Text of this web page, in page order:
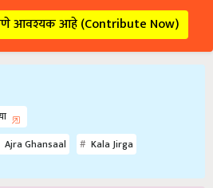
आवश्यक आहे (Contribute Now)
Ajra Ghansaal Kala Jirga